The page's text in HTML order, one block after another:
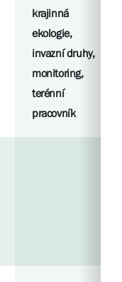
krajinná
ekologie,
invazní druhy,
monitoring,
terénní
pracovník